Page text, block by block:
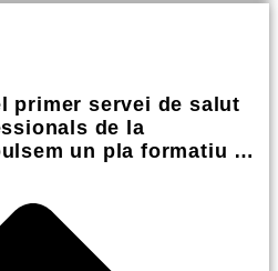
primer servei de salut
de la
un pla formatiu i